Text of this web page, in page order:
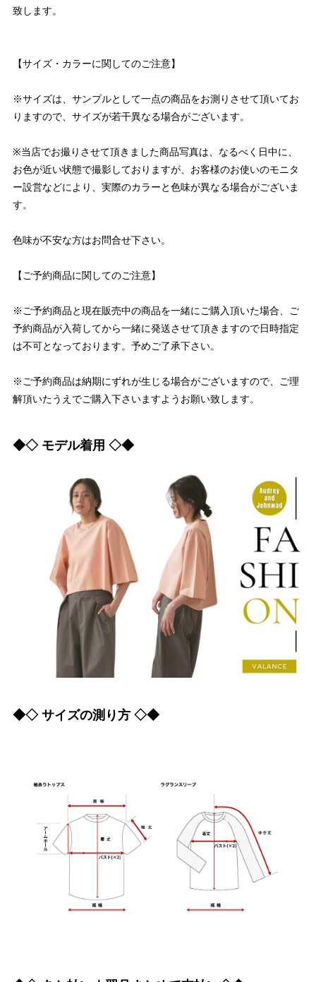
致します。
【サイズ・カラーに関してのご注意】
※サイズは、サンプルとして一点の商品をお測りさせて頂いてお
りますので、サイズが若干異なる場合がございます。
※当店でお撮りさせて頂きました商品写真は、なるべく日中に、
お色が近い状態で撮影しておりますが、お客様のお使いのモニタ
ー設営などにより、実際のカラーと色味が異なる場合がございま
す。
色味が不安な方はお問合せ下さい。
【ご予約商品に関してのご注意】
※ご予約商品と現在販売中の商品を一緒にご購入頂いた場合、ご
予約商品が入荷してから一緒に発送させて頂きますので日時指定
は不可となっております。予めご了承下さい。
※ご予約商品は納期にずれが生じる場合がございますので、ご理
解頂いたうえでご購入下さいますようお願い致します。
◆◇ モデル着用 ◇◆
◆◇ サイズの測り方 ◇◆